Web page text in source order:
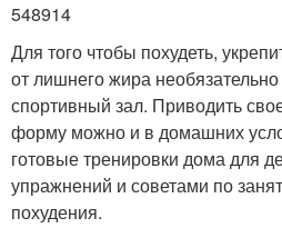
548914
Для того чтобы похудеть,
от лишнего жира
спортивный зал. Приводить
форму можно и в домашних
готовые тренировки дома для
упражнений и советами по
похудения.